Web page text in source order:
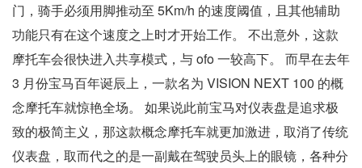
门，骑手必须用脚推动至 5Km/h 的速度阈值，且其他辅助
功能只有在这个速度之上时才开始工作。 不出意外，这款
摩托车会很快进入共享模式，与 ofo 一较高下。 而早在去年
3 月份宝马百年诞辰上，一款名为 VISION NEXT 100 的概
念摩托车就惊艳全场。 如果说此前宝马对仪表盘是追求极
致的极简主义，那这款概念摩托车就更加激进，取消了传统
仪表盘，取而代之的是一副戴在驾驶员头上的眼镜，各种分